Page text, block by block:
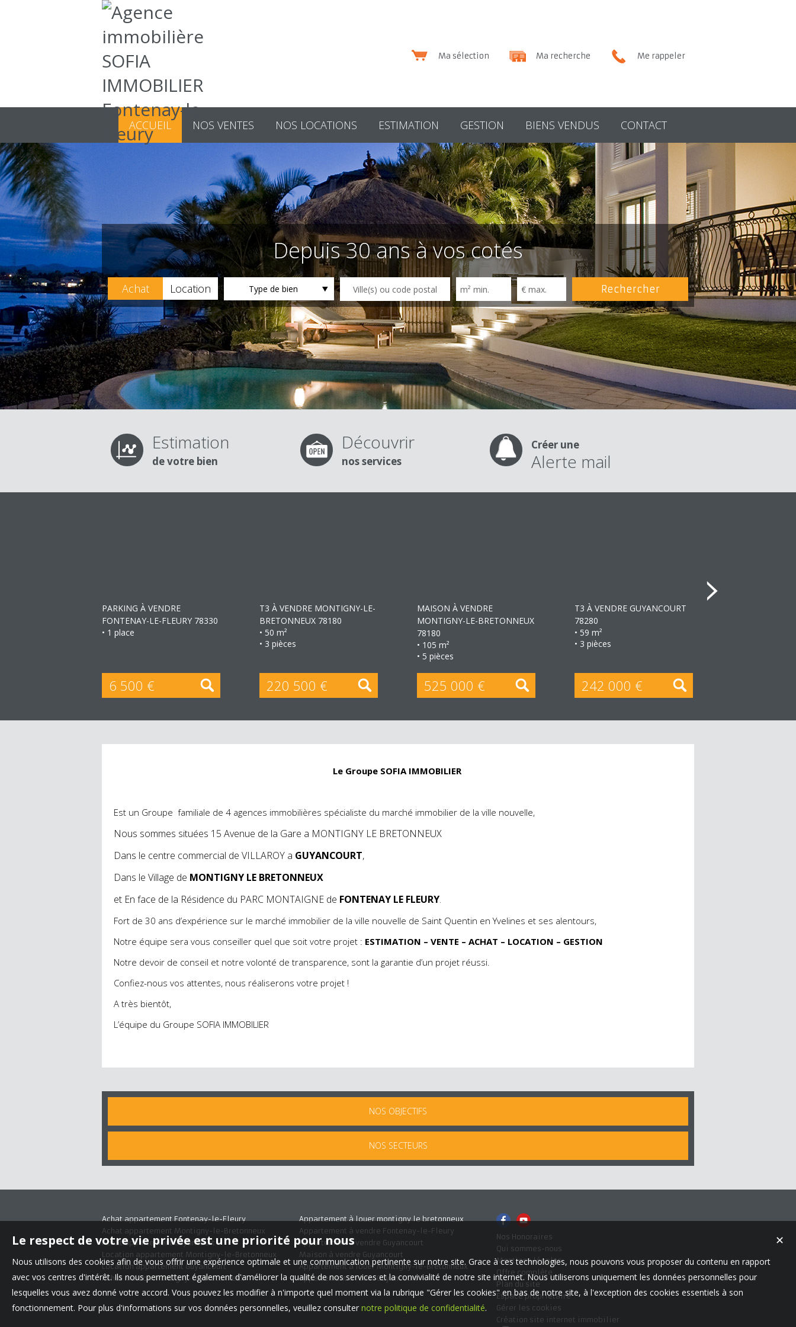
Me rappeler
Ma recherche
Ma sélection
ACCUEIL NOS VENTES NOS LOCATIONS ESTIMATION GESTION BIENS VENDUS CONTACT
Depuis 30 ans à vos cotés
Achat Location Type de bien
Estimation
de votre bien
Découvrir
nos services
Créer une
Alerte mail
+
PARKING À VENDRE
FONTENAY-LE-FLEURY 78330
• 1 place
6 500 €
+
T3 À VENDRE MONTIGNY-LE-
BRETONNEUX 78180
• 50 m²
• 3 pièces
220 500 €
+
MAISON À VENDRE
MONTIGNY-LE-BRETONNEUX
78180
• 105 m²
• 5 pièces
525 000 €
+
T3 À VENDRE GUYANCOURT
78280
• 59 m²
• 3 pièces
242 000 €
Le Groupe SOFIA IMMOBILIER
Est un Groupe familiale de 4 agences immobilières spécialiste du marché immobilier de la ville nouvelle,
Nous sommes situées 15 Avenue de la Gare a MONTIGNY LE BRETONNEUX
Dans le centre commercial de VILLAROY a GUYANCOURT,
Dans le Village de MONTIGNY LE BRETONNEUX
et En face de la Résidence du PARC MONTAIGNE de FONTENAY LE FLEURY.
Fort de 30 ans d’expérience sur le marché immobilier de la ville nouvelle de Saint Quentin en Yvelines et ses alentours,
Notre équipe sera vous conseiller quel que soit votre projet : ESTIMATION – VENTE – ACHAT – LOCATION – GESTION
Notre devoir de conseil et notre volonté de transparence, sont la garantie d’un projet réussi.
Confiez-nous vos attentes, nous réaliserons votre projet !
A très bientôt,
L’équipe du Groupe SOFIA IMMOBILIER
NOS OBJECTIFS
NOS SECTEURS
Achat appartement Fontenay-le-Fleury
Achat appartement Montigny-le-Bretonneux
Achat appartement Guyancourt
Location appartement Montigny-le-Bretonneux
Location appartement Guyancourt
Achat maison Montigny-le-Bretonneux
Appartement à louer montigny le bretonneux
Appartement à vendre Fontenay-le-Fleury
Appartement à vendre Guyancourt
Maison à vendre Guyancourt
Appartement à louer Montigny-le-Bretonneux
Appartement à louer Guyancourt
Nos Honoraires
Qui sommes-nous
Mentions légales
Offre complète
Plan du site
Espace propriétaire
Gérer les cookies
Création site internet immobilier
✕
Le respect de votre vie privée est une priorité pour nous
Nous utilisons des cookies afin de vous offrir une expérience optimale et une communication pertinente sur notre site. Grace à ces technologies, nous pouvons vous proposer du contenu en rapport
avec vos centres d'intérêt. Ils nous permettent également d'améliorer la qualité de nos services et la convivialité de notre site internet. Nous utiliserons uniquement les données personnelles pour
lesquelles vous avez donné votre accord. Vous pouvez les modifier à n'importe quel moment via la rubrique "Gérer les cookies" en bas de notre site, à l'exception des cookies essentiels à son
fonctionnement. Pour plus d'informations sur vos données personnelles, veuillez consulter notre politique de confidentialité.